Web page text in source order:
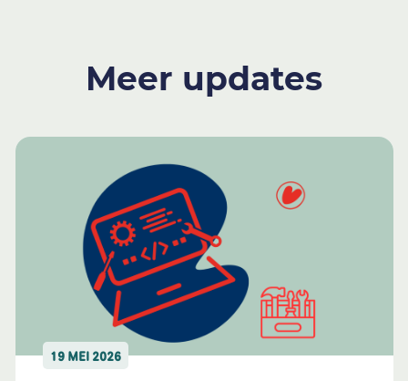
Meer updates
19 MEI 2026